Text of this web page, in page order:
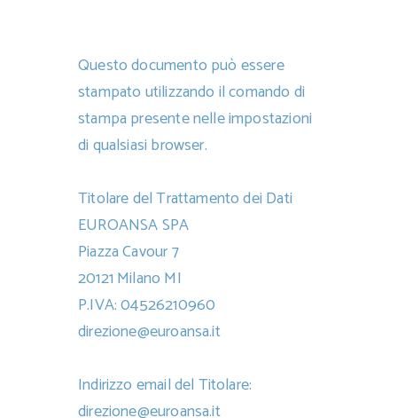
Questo documento può essere
stampato utilizzando il comando di
stampa presente nelle impostazioni
di qualsiasi browser.
Titolare del Trattamento dei Dati
EUROANSA SPA
Piazza Cavour 7
20121 Milano MI
P.IVA: 04526210960
direzione@euroansa.it
Indirizzo email del Titolare:
direzione@euroansa.it